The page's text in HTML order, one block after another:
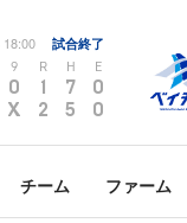
18:00 試合終了
9 R H E
0 1 7 0
X 2 5 0
チーム ファーム